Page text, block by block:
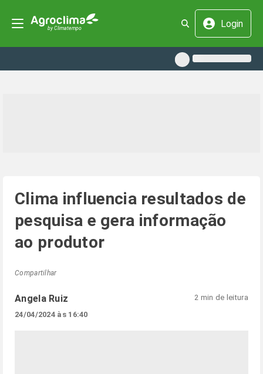
Login
Clima influencia resultados de
pesquisa e gera informação
ao produtor
Compartilhar
Angela Ruiz
24/04/2024 às 16:40
2 min de leitura